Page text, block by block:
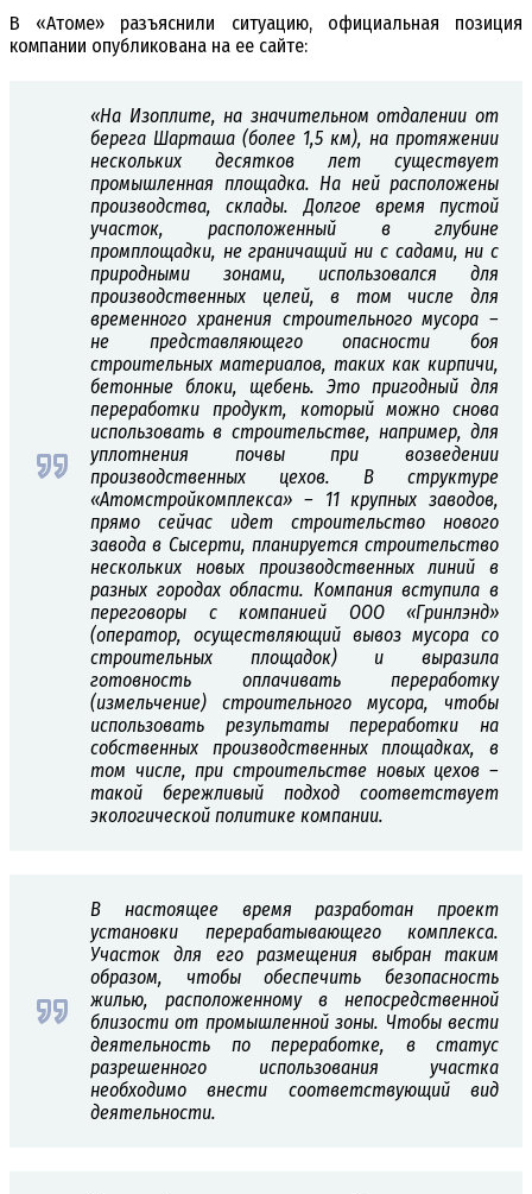
В «Атоме» разъяснили ситуацию, официальная позиция
компании опубликована на ее сайте:
«На Изоплите, на значительном отдалении от
берега Шарташа (более 1,5 км), на протяжении
нескольких десятков лет существует
промышленная площадка. На ней расположены
производства, склады. Долгое время пустой
участок, расположенный в глубине
промплощадки, не граничащий ни с садами, ни с
природными зонами, использовался для
производственных целей, в том числе для
временного хранения строительного мусора –
не представляющего опасности боя
строительных материалов, таких как кирпичи,
бетонные блоки, щебень. Это пригодный для
переработки продукт, который можно снова
использовать в строительстве, например, для
уплотнения почвы при возведении
производственных цехов. В структуре
«Атомстройкомплекса» – 11 крупных заводов,
прямо сейчас идет строительство нового
завода в Сысерти, планируется строительство
нескольких новых производственных линий в
разных городах области. Компания вступила в
переговоры с компанией ООО «Гринлэнд»
(оператор, осуществляющий вывоз мусора со
строительных площадок) и выразила
готовность оплачивать переработку
(измельчение) строительного мусора, чтобы
использовать результаты переработки на
собственных производственных площадках, в
том числе, при строительстве новых цехов –
такой бережливый подход соответствует
экологической политике компании.
В настоящее время разработан проект
установки перерабатывающего комплекса.
Участок для его размещения выбран таким
образом, чтобы обеспечить безопасность
жилью, расположенному в непосредственной
близости от промышленной зоны. Чтобы вести
деятельность по переработке, в статус
разрешенного использования участка
необходимо внести соответствующий вид
деятельности.